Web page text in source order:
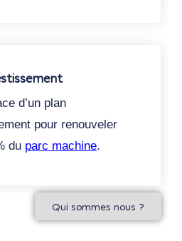
d’un plan
pour renouveler
du parc machine.
Qui sommes nous ?